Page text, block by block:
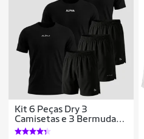
Kit 6 Peças Dry 3
Camisetas e 3 Bermudas
Alpha